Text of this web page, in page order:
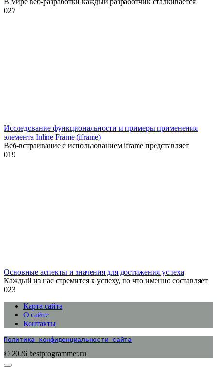
027
Исследование функциональности и примеры применения
элемента Inline Frame (iframe)
Веб-встраивание с использованием iframe представляет
019
Основные аспекты и значения для достижения успеха
Каждый из нас стремится к успеху, но что именно составляет
023
Карта сайта
О сайте
Контакты
Политика конфиденциальности сайта
© 2026 bestprogrammer.ru